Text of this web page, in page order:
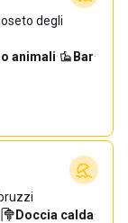
degli
animali· Bar·
Doccia calda·